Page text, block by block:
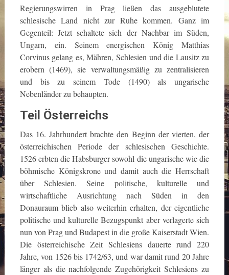
Regierungswirren in Prag ließen das ausgeblutete
schlesische Land nicht zur Ruhe kommen. Ganz im
Gegenteil: Jetzt schaltete sich der Nachbar im Süden,
Ungarn, ein. Seinem energischen König Matthias
Corvinus gelang es, Mähren, Schlesien und die Lausitz zu
erobern (1469), sie verwaltungsmäßig zu zentralisieren
und bis zu seinem Tode (1490) als ungarische
Nebenländer zu behaupten.
Teil Österreichs
Das 16. Jahrhundert brachte den Beginn der vierten, der
österreichischen Periode der schlesischen Geschichte.
1526 erbten die Habsburger sowohl die ungarische wie die
böhmische Königskrone und damit auch die Herrschaft
über Schlesien. Seine politische, kulturelle und
wirtschaftliche Ausrichtung nach Süden in den
Donauraum blieb also weiterhin erhalten, der eigentliche
politische und kulturelle Bezugspunkt aber verlagerte sich
nun von Prag und Budapest in die große Kaiserstadt Wien.
Die österreichische Zeit Schlesiens dauerte rund 220
Jahre, von 1526 bis 1742/63, und war damit rund 20 Jahre
länger als die nachfolgende Zugehörigkeit Schlesiens zu